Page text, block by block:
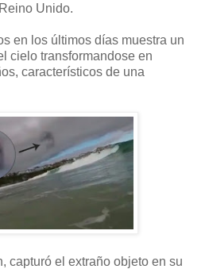
Unido.
en los últimos días muestra un
cielo transformandose en
característicos de una
capturó el extraño objeto en su